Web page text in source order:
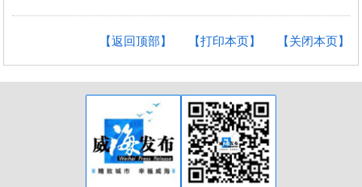
【关闭本页】
【打印本页】
【返回顶部】